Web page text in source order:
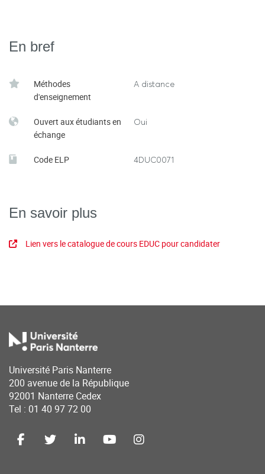
En bref
Méthodes
d'enseignement
A distance
Ouvert aux étudiants en
échange
Oui
Code ELP 4DUC0071
En savoir plus
Lien vers le catalogue de cours EDUC pour candidater
Université Paris Nanterre
200 avenue de la République
92001 Nanterre Cedex
Tel : 01 40 97 72 00